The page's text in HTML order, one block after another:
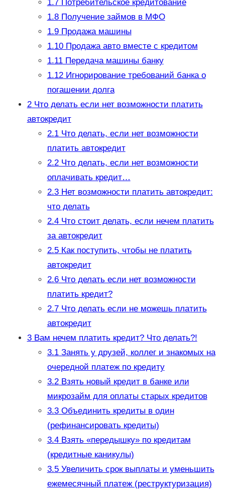
1.7Потребительское кредитование
1.8Получение займов в МФО
1.9Продажа машины
1.10Продажа авто вместе с кредитом
1.11Передача машины банку
1.12Игнорирование требований банка о
погашении долга
2Что делать если нет возможности платить
автокредит
2.1Что делать, если нет возможности
платить автокредит
2.2Что делать, если нет возможности
оплачивать кредит…
2.3Нет возможности платить автокредит:
что делать
2.4Что стоит делать, если нечем платить
за автокредит
2.5Как поступить, чтобы не платить
автокредит
2.6Что делать если нет возможности
платить кредит?
2.7Что делать если не можешь платить
автокредит
3Вам нечем платить кредит? Что делать?!
3.1Занять у друзей, коллег и знакомых на
очередной платеж по кредиту
3.2Взять новый кредит в банке или
микрозайм для оплаты старых кредитов
3.3Объединить кредиты в один
(рефинансировать кредиты)
3.4Взять «передышку» по кредитам
(кредитные каникулы)
3.5Увеличить срок выплаты и уменьшить
ежемесячный платеж (реструктуризация)